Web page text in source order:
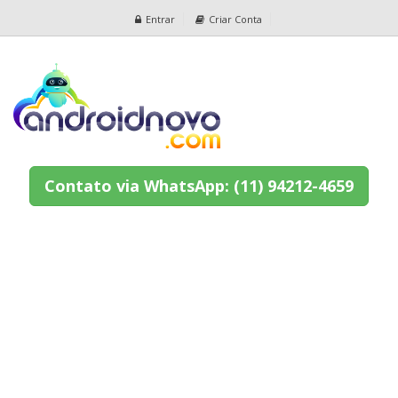
Entrar Criar Conta
Contato via WhatsApp: (11) 94212-4659